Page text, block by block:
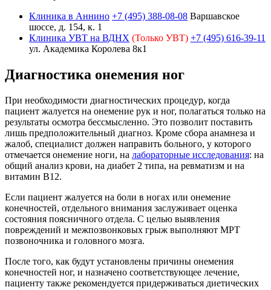
Клиника в Аннино +7 (495) 388-08-08 Варшавское
шоссе, д. 154, к. 1
Клиника УВТ на ВДНХ (Только УВТ) +7 (495) 616-39-11
ул. Академика Королева 8к1
Диагностика онемения ног
При необходимости диагностических процедур, когда
пациент жалуется на онемение рук и ног, полагаться только на
результаты осмотра бессмысленно. Это позволит поставить
лишь предположительный диагноз. Кроме сбора анамнеза и
жалоб, специалист должен направить больного, у которого
отмечается онемение ноги, на лабораторные исследования: на
общий анализ крови, на диабет 2 типа, на ревматизм и на
витамин B12.
Если пациент жалуется на боли в ногах или онемение
конечностей, отдельного внимания заслуживает оценка
состояния поясничного отдела. С целью выявления
повреждений и межпозвонковых грыж выполняют МРТ
позвоночника и головного мозга.
После того, как будут установлены причины онемения
конечностей ног, и назначено соответствующее лечение,
пациенту также рекомендуется придерживаться диетических